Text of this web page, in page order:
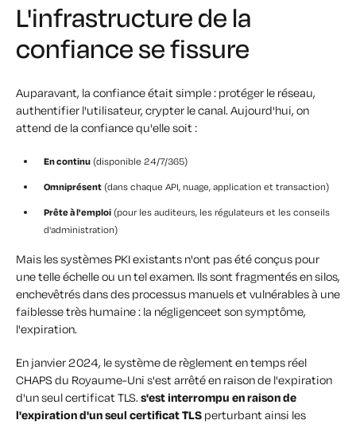
L'infrastructure de la
confiance se fissure
Auparavant, la confiance était simple : protéger le réseau,
authentifier l'utilisateur, crypter le canal. Aujourd'hui, on
attend de la confiance qu'elle soit :
En continu (disponible 24/7/365)
Omniprésent (dans chaque API, nuage, application et transaction)
Prête à l'emploi (pour les auditeurs, les régulateurs et les conseils
d'administration)
Mais les systèmes PKI existants n'ont pas été conçus pour
une telle échelle ou un tel examen. Ils sont fragmentés en silos,
enchevêtrés dans des processus manuels et vulnérables à une
faiblesse très humaine : la négligenceet son symptôme,
l'expiration.
En janvier 2024, le système de règlement en temps réel
CHAPS du Royaume-Uni s'est arrêté en raison de l'expiration
d'un seul certificat TLS.s'est interrompu en raison de
l'expiration d'un seul certificat TLS perturbant ainsi les